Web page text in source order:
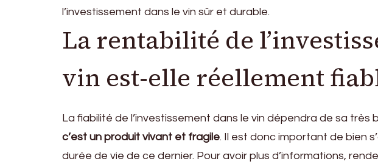
l’investissement dans le vin sûr et durable.
La rentabilité de
vin est-elle réellement
La fiabilité de l’investissement dans le vin dépendra de sa
c’est un produit vivant et fragile. Il est donc important de bien
durée de vie de ce dernier. Pour avoir plus d’informations,